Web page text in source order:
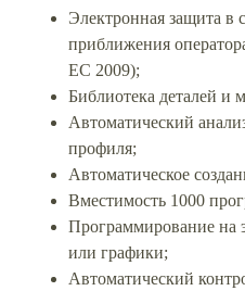
Электронная защита в
приближения
ЕС 2009);
Библиотека деталей и
Автоматический
профиля;
Автоматическое
Вместимость 1000
Программирование на
или графики;
Автоматический